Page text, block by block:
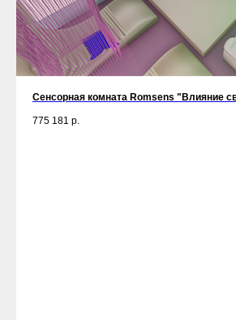
Сенсорная комната Romsens "Влияние
775 181 р.